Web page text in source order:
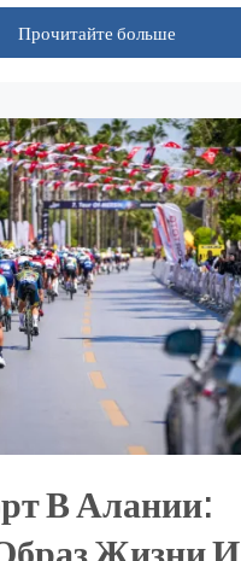
Прочитайте больше
В Алании:
Жизни И